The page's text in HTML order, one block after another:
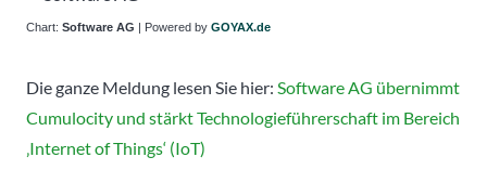
Chart: Software AG | Powered by GOYAX.de
Die ganze Meldung lesen Sie hier: Software AG übernimmt
Cumulocity und stärkt Technologieführerschaft im Bereich
‚Internet of Things‘ (IoT)